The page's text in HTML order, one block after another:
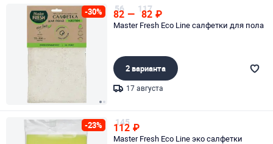
-30% 56
82 — 117
82 ₽
Master Fresh Eco Line салфетки для пола
2 варианта
17 августа
-23% 145
112 ₽
Master Fresh Eco Line эко салфетки